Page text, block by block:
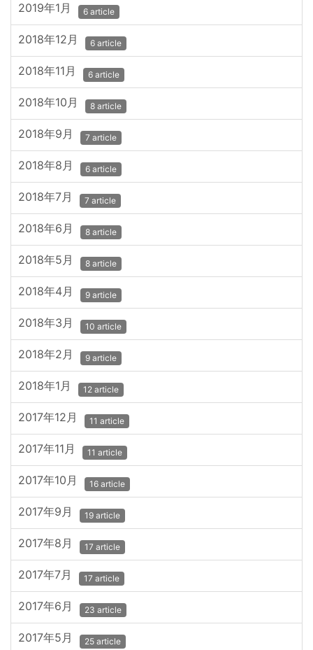
2019年1月 6 article
2018年12月 6 article
2018年11月 6 article
2018年10月 8 article
2018年9月 7 article
2018年8月 6 article
2018年7月 7 article
2018年6月 8 article
2018年5月 8 article
2018年4月 9 article
2018年3月 10 article
2018年2月 9 article
2018年1月 12 article
2017年12月 11 article
2017年11月 11 article
2017年10月 16 article
2017年9月 19 article
2017年8月 17 article
2017年7月 17 article
2017年6月 23 article
2017年5月 25 article